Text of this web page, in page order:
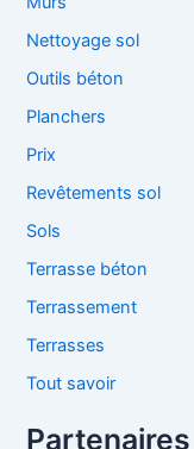
Nettoyage sol
Outils béton
Planchers
Prix
Revêtements sol
Sols
Terrasse béton
Terrassement
Terrasses
Tout savoir
Partenaires